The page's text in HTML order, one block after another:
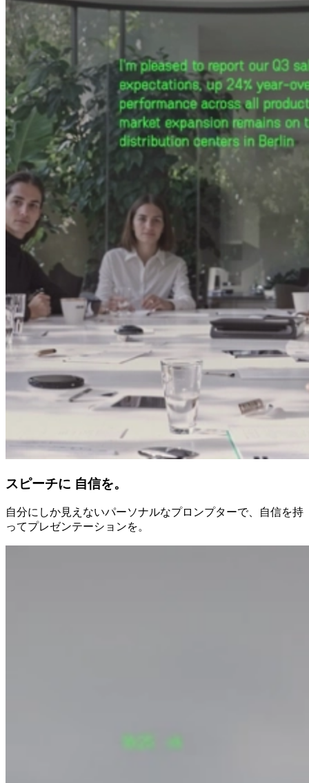
スピーチに 自信を。
自分にしか見えないパーソナルなプロンプターで、自信を持
ってプレゼンテーションを。